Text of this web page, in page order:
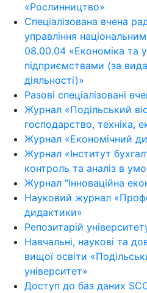
«Рослинництво»
Спеціалізована вчена
управління
08.00.04 «Економіка та
підприємствами (за
діяльності)»
Разові спеціалізовані
Журнал «Подільський
господарство, техніка,
Журнал «Економічний
Журнал «Інститут
контроль та аналіз в
Журнал "Інноваційна
Науковий журнал
дидактики»
Репозитарій
Навчальні, наукові та
вищої освіти
університет»
Доступ до баз даних